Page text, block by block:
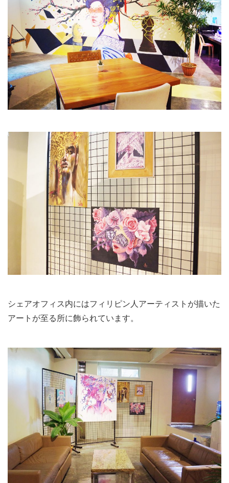
シェアオフィス内にはフィリピン人アーティストが描いた
アートが至る所に飾られています。